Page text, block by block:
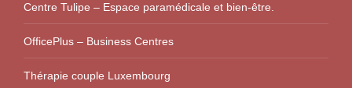
Centre Tulipe – Espace paramédicale et bien-être.
OfficePlus – Business Centres
Thérapie couple Luxembourg